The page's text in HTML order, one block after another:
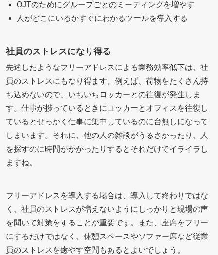
OJTのためにグループごとのミーティングを増やす
人がどこにいるかすぐにわかるツールを導入する
社員のストレスになり得る
先述したようなフリーアドレスによる業務効率低下は、社
員のストレスにもなり得ます。例えば、荷物をたくさん持
ち込めないので、いちいちロッカーとの往復が発生しま
す。仕事が捗っているときにロッカーとオフィスを往復し
ているとせっかく仕事に集中しているのに台無しになって
しまいます。それに、他の人の雑談がうるさかったり、人
を探すのに時間がかかったりするとそれだけでイライラし
ますね。
フリーアドレスを導入する場合は、導入して終わりではな
く、社員のストレスが増えないようにしっかりと現場の声
を聞いて対策をすることが重要です。また、座席をフリー
にするだけではなく、休憩スペースやソファー席など従業
員のストレスを癒やす空間もあるとよいでしょう。